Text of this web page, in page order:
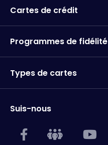
Cartes de crédit
Programmes de fidélité
Types de cartes
Suis-nous